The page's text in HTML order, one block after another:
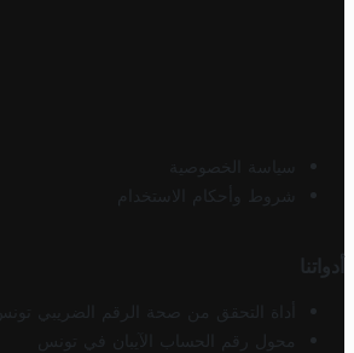
سياسة الخصوصية
شروط وأحكام الاستخدام
أدواتنا
أداة التحقق من صحة الرقم الضريبي تونس
محول رقم الحساب الآيبان في تونس